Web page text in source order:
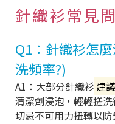
針織衫常見
Q1：針織衫怎
洗頻率?)
A1：大部分針織衫 建
清潔劑浸泡，輕輕搓
切忌不可用力扭轉以防